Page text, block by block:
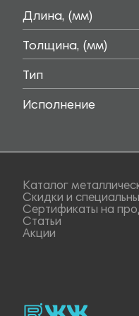
Длина, (мм)
Толщина, (мм)
Тип
Исполнение
Каталог
Скидки и
Сертификаты на
Статьи
Акции
rutubevk_video.
Vk.